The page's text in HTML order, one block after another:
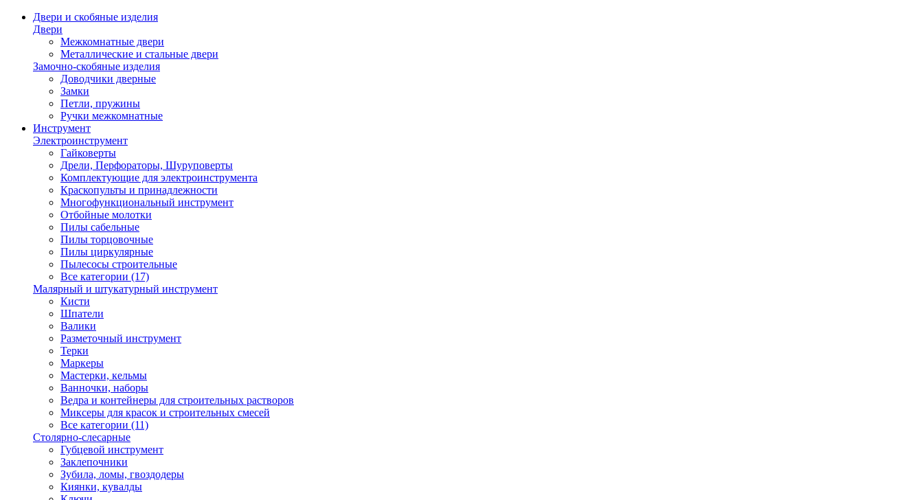
Двери и скобяные изделия
Двери
Межкомнатные двери
Металлические и стальные двери
Замочно-скобяные изделия
Доводчики дверные
Замки
Петли, пружины
Ручки межкомнатные
Инструмент
Электроинструмент
Гайковерты
Дрели, Перфораторы, Шуруповерты
Комплектующие для электроинструмента
Краскопульты и принадлежности
Многофункциональный инструмент
Отбойные молотки
Пилы сабельные
Пилы торцовочные
Пилы циркулярные
Пылесосы строительные
Все категории (17)
Малярный и штукатурный инструмент
Кисти
Шпатели
Валики
Разметочный инструмент
Терки
Маркеры
Мастерки, кельмы
Ванночки, наборы
Ведра и контейнеры для строительных растворов
Миксеры для красок и строительных смесей
Все категории (11)
Столярно-слесарные
Губцевой инструмент
Заклепочники
Зубила, ломы, гвоздодеры
Киянки, кувалды